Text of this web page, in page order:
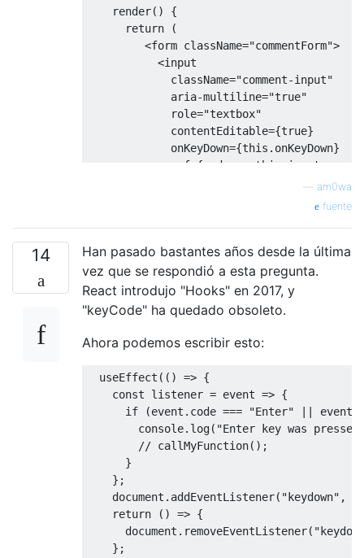
    render
()
{
return
(
<form className="commentForm">
<input
             className
="comment-input"
             aria
-multiline="true"
             role
="textbox"
             contentEditable
={true}
             onKeyDown
={this . onKeyDown}
             ref
={ node this input
className
);
}
am0wa
fuente
14
Han pasado bastantes años desde la última
vez que se respondió a esta pregunta.
React introdujo "Hooks" en 2017, y
"keyCode" ha quedado obsoleto.
Ahora podemos escribir esto:
  useEffect
(() => {
const listener = event => {
if
(event . code === "Enter" || event
        console
. log( "Enter key was
// callMyFunction();
}
};
    document
. addEventListener( "keydown" ,
return
() => {
      document
. removeEventListener(
};